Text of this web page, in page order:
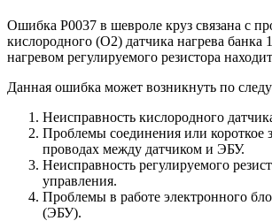
Ошибка P0037 в шевроле круз связана с
кислородного (O2) датчика нагрева банка
нагревом регулируемого резистора
Данная ошибка может возникнуть по
Неисправность кислородного
Проблемы соединения или короткое
проводах между датчиком и ЭБУ.
Неисправность регулируемого
управления.
Проблемы в работе электронного
(ЭБУ).